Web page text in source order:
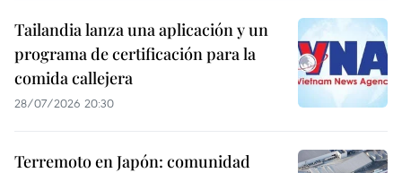
Tailandia lanza una aplicación y un
programa de certificación para la
comida callejera
28/07/2026 20:30
Terremoto en Japón: comunidad